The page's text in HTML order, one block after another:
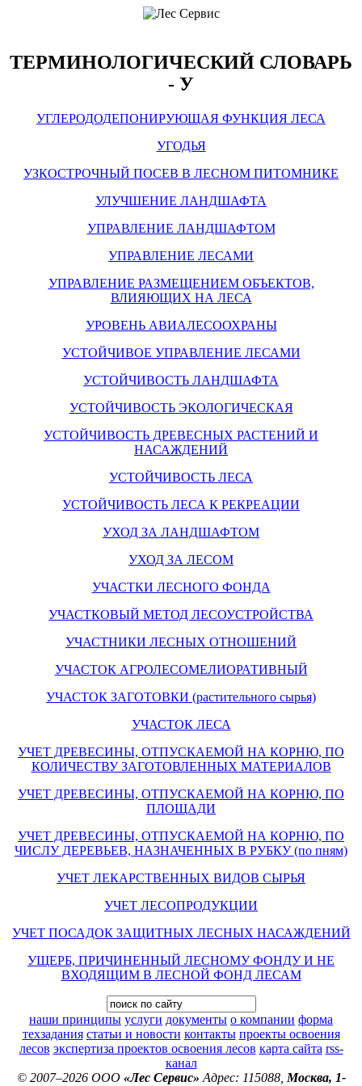
ТЕРМИНОЛОГИЧЕСКИЙ СЛОВАРЬ
- У
УГЛЕРОДОДЕПОНИРУЮЩАЯ ФУНКЦИЯ ЛЕСА
УГОДЬЯ
УЗКОСТРОЧНЫЙ ПОСЕВ В ЛЕСНОМ ПИТОМНИКЕ
УЛУЧШЕНИЕ ЛАНДШАФТА
УПРАВЛЕНИЕ ЛАНДШАФТОМ
УПРАВЛЕНИЕ ЛЕСАМИ
УПРАВЛЕНИЕ РАЗМЕЩЕНИЕМ ОБЪЕКТОВ,
ВЛИЯЮЩИХ НА ЛЕСА
УРОВЕНЬ АВИАЛЕСООХРАНЫ
УСТОЙЧИВОЕ УПРАВЛЕНИЕ ЛЕСАМИ
УСТОЙЧИВОСТЬ ЛАНДШАФТА
УСТОЙЧИВОСТЬ ЭКОЛОГИЧЕСКАЯ
УСТОЙЧИВОСТЬ ДРЕВЕСНЫХ РАСТЕНИЙ И
НАСАЖДЕНИЙ
УСТОЙЧИВОСТЬ ЛЕСА
УСТОЙЧИВОСТЬ ЛЕСА К РЕКРЕАЦИИ
УХОД ЗА ЛАНДШАФТОМ
УХОД ЗА ЛЕСОМ
УЧАСТКИ ЛЕСНОГО ФОНДА
УЧАСТКОВЫЙ МЕТОД ЛЕСОУСТРОЙСТВА
УЧАСТНИКИ ЛЕСНЫХ ОТНОШЕНИЙ
УЧАСТОК АГРОЛЕСОМЕЛИОРАТИВНЫЙ
УЧАСТОК ЗАГОТОВКИ (растительного сырья)
УЧАСТОК ЛЕСА
УЧЕТ ДРЕВЕСИНЫ, ОТПУСКАЕМОЙ НА КОРНЮ, ПО
КОЛИЧЕСТВУ ЗАГОТОВЛЕННЫХ МАТЕРИАЛОВ
УЧЕТ ДРЕВЕСИНЫ, ОТПУСКАЕМОЙ НА КОРНЮ, ПО
ПЛОЩАДИ
УЧЕТ ДРЕВЕСИНЫ, ОТПУСКАЕМОЙ НА КОРНЮ, ПО
ЧИСЛУ ДЕРЕВЬЕВ, НАЗНАЧЕННЫХ В РУБКУ (по пням)
УЧЕТ ЛЕКАРСТВЕННЫХ ВИДОВ СЫРЬЯ
УЧЕТ ЛЕСОПРОДУКЦИИ
УЧЕТ ПОСАДОК ЗАЩИТНЫХ ЛЕСНЫХ НАСАЖДЕНИЙ
УЩЕРБ, ПРИЧИНЕННЫЙ ЛЕСНОМУ ФОНДУ И НЕ
ВХОДЯЩИМ В ЛЕСНОЙ ФОНД ЛЕСАМ
наши принципы услуги документы о компании форма
техзадания статьи и новости контакты проекты освоения
лесов экспертиза проектов освоения лесов карта сайта rss-
канал
© 2007–2026 ООО «Лес Сервис» Адрес: 115088, Москва, 1-